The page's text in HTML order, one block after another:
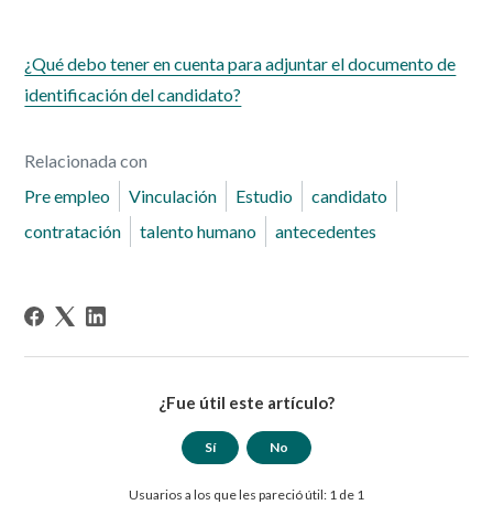
¿Qué debo tener en cuenta para adjuntar el documento de
identificación del candidato?
Relacionada con
Pre empleo
Vinculación Estudio
candidato
contratación
talento humano antecedentes
¿Fue útil este artículo?
Sí No
Usuarios a los que les pareció útil: 1 de 1